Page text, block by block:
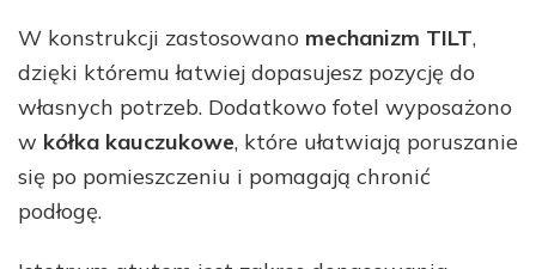
W konstrukcji zastosowano mechanizm TILT,
dzięki któremu łatwiej dopasujesz pozycję do
własnych potrzeb. Dodatkowo fotel wyposażono
w kółka kauczukowe, które ułatwiają poruszanie
się po pomieszczeniu i pomagają chronić
podłogę.